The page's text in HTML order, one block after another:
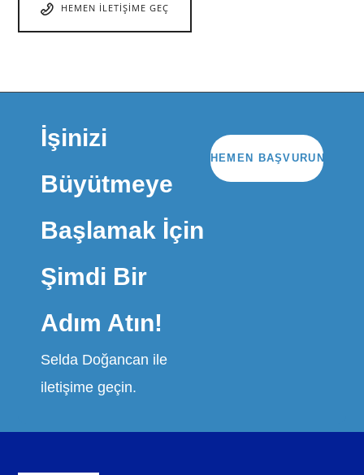
HEMEN İLETIŞIME GEÇ
İşinizi
Büyütmeye
Başlamak İçin
Şimdi Bir
Adım Atın!
Selda Doğancan ile
iletişime geçin.
HEMEN BAŞVURUN